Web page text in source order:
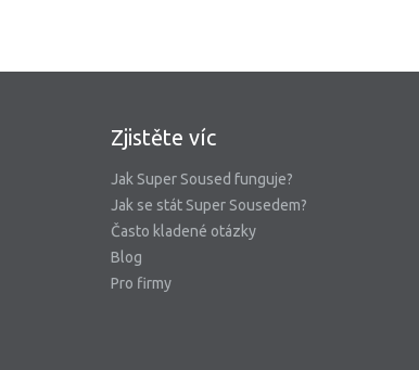
Zjistěte víc
Jak Super Soused funguje?
Jak se stát Super Sousedem?
Často kladené otázky
Blog
Pro firmy